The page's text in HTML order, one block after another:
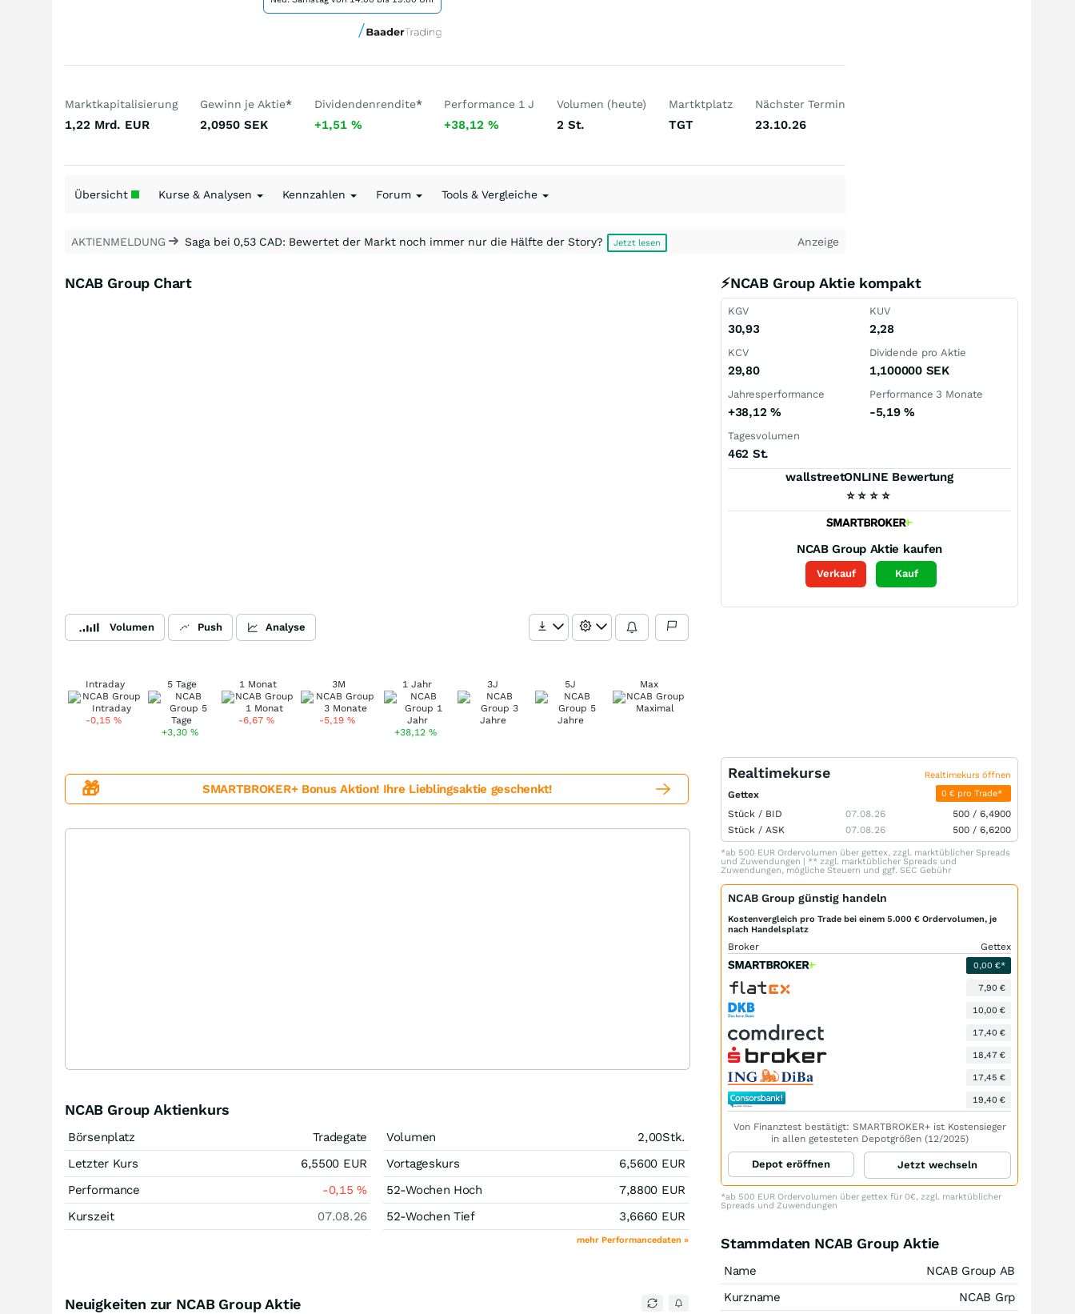
Marktkapitalisierung
1,22 Mrd. EUR
Gewinn je Aktie*
2,0950 SEK
Dividendenrendite*
+1,51 %
Performance 1 J
+38,12%
Volumen (heute)
2 St.
Martktplatz
TGT
Nächster Termin
23.10.26
Übersicht Kurse & Analysen Kennzahlen Forum Tools & Vergleiche
AKTIENMELDUNG Saga bei 0,53 CAD: Bewertet der Markt noch immer nur die Hälfte der Story? Jetzt lesen Anzeige
NCAB Group Chart
Volumen Push Analyse
Intraday
-0,15 %
5 Tage
+3,30%
1 Monat
-6,67%
3M
-5,19%
1 Jahr
+38,12%
3J 5J Max
⚡NCAB Group Aktie kompakt
KGV
30,93
KUV
2,28
KCV
29,80
Dividende pro Aktie
1,100000 SEK
Jahresperformance
+38,12 %
Performance 3 Monate
-5,19%
Tagesvolumen
462 St.
wallstreetONLINE Bewertung
⭐ ⭐ ⭐ ⭐
NCAB Group Aktie kaufen
Verkauf Kauf
🎁 SMARTBROKER+ Bonus Aktion! Ihre Lieblingsaktie geschenkt!
NCAB Group Aktienkurs
Börsenplatz
Tradegate
Letzter Kurs
6,5500 EUR
Performance
-0,15%
Kurszeit
07.08.26
Volumen 2,00Stk.
Vortageskurs
6,5600 EUR
52-Wochen Hoch
7,8800 EUR
52-Wochen Tief
3,6660 EUR
mehr Performancedaten »
Neuigkeiten zur NCAB Group Aktie
Realtimekurse Realtimekurs öffnen
Gettex 0 € pro Trade*
Stück / BID 07.08.26 500 / 6,4900
Stück / ASK 07.08.26 500 / 6,6200
*ab 500 EUR Ordervolumen über gettex, zzgl. marktüblicher Spreads
und Zuwendungen | ** zzgl. marktüblicher Spreads und
Zuwendungen, mögliche Steuern und ggf. SEC Gebühr
NCAB Group günstig handeln
Kostenvergleich pro Trade bei einem 5.000 € Ordervolumen, je
nach Handelsplatz
Broker Gettex
0,00 €*
7,90 €
10,00 €
17,40 €
18,47 €
17,45 €
19,40 €
Von Finanztest bestätigt: SMARTBROKER+ ist Kostensieger
in allen getesteten Depotgrößen (12/2025)
Depot eröffnen Jetzt wechseln
*ab 500 EUR Ordervolumen über gettex für 0€, zzgl. marktüblicher
Spreads und Zuwendungen
Stammdaten NCAB Group Aktie
Name
NCAB Group AB
Kurzname
NCAB Grp